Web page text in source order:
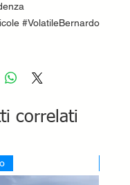
#VolatileBernardo
correlati